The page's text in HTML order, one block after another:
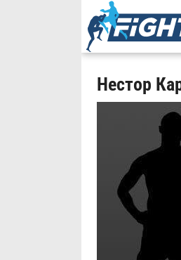
Нестор